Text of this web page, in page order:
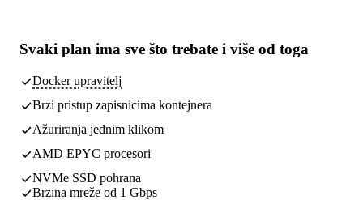
Svaki plan ima sve što trebate i više od toga
Docker upravitelj
Brzi pristup zapisnicima kontejnera
Ažuriranja jednim klikom
AMD EPYC procesori
NVMe SSD pohrana
Brzina mreže od 1 Gbps